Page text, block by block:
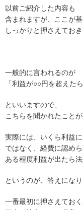
以前ご紹介した内容も
含まれますが、ここが基
しっかりと押さえておき
一般的に言われるのが
「利益が○○円を超えた
といいますので、
こちらを聞かれたこと
実際には、いくら利益
ではなく、経費に認め
ある程度利益が出たら
というのが、答えになり
一番最初に押さえておく